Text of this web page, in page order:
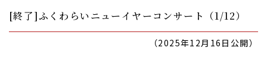
[終了]ふくわらいニューイヤーコンサート（1/12）
（2025年12月16日公開）